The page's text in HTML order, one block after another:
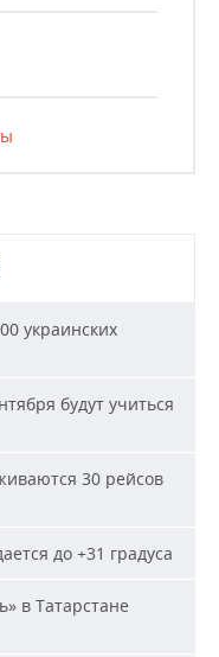
украинских
будут учиться
30 рейсов
до +31 градуса
в Татарстане